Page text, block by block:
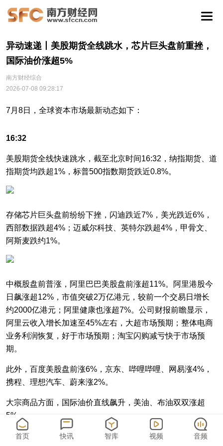
异动速递丨美股期货全线跳水，芯片巨头盘前重挫，
国际油价涨超5%
南方财经综合
2026-07-08 09:28:17
7月8日，全球资本市场最新动态如下：
16:32
美股期货全线快速跳水，截至北京时间16:32，纳指期货、道
指期货均跌超1%，标普500指数期货跌近0.8%。
存储芯片巨头盘前纷纷下挫，闪迪跌近7%，美光跌近6%，
西部数据跌超4%；迈威尔科技、英特尔跌超4%，甲骨文、
阿斯麦跌约1%。
中概股盘前普涨，阿里巴巴美股盘前涨超11%。阿里港股今
日飙涨超12%，市值突破2万亿港元，较前一个交易日增长
约2000亿港元；阿里健康也涨超7%。公司财报前瞻显示，
阿里云收入增长加速至45%左右，大超市场预期；整体电商
业务利润恢复，好于市场预期；淘宝闪购减亏快于市场预
期。
此外，百度美股盘前涨6%，京东、哔哩哔哩、网易涨4%，
携程、理想汽车、蔚来涨2%。
大宗商品方面，国际油价直线飙升，美油、布油双双涨超
5%。
首页 快讯 智库 视频 音频